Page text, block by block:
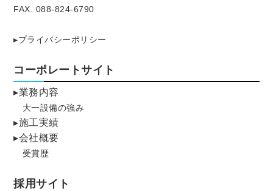
FAX. 088-824-6790
▸プライバシーポリシー
コーポレートサイト
▸業務内容
大一設備の強み
▸施工実績
▸会社概要
受賞歴
採用サイト